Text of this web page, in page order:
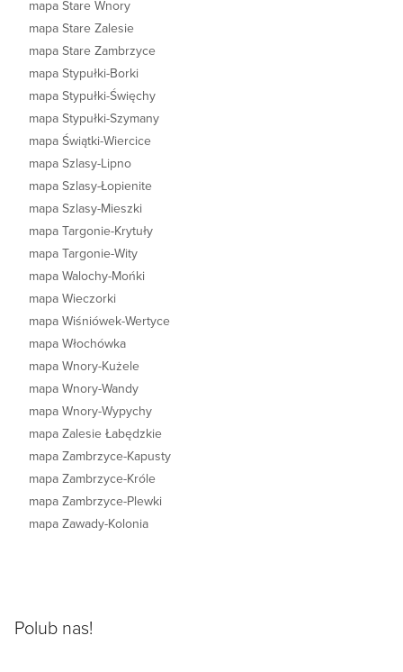
mapa Stare Wnory
mapa Stare Zalesie
mapa Stare Zambrzyce
mapa Stypułki-Borki
mapa Stypułki-Święchy
mapa Stypułki-Szymany
mapa Świątki-Wiercice
mapa Szlasy-Lipno
mapa Szlasy-Łopienite
mapa Szlasy-Mieszki
mapa Targonie-Krytuły
mapa Targonie-Wity
mapa Walochy-Mońki
mapa Wieczorki
mapa Wiśniówek-Wertyce
mapa Włochówka
mapa Wnory-Kużele
mapa Wnory-Wandy
mapa Wnory-Wypychy
mapa Zalesie Łabędzkie
mapa Zambrzyce-Kapusty
mapa Zambrzyce-Króle
mapa Zambrzyce-Plewki
mapa Zawady-Kolonia
Polub nas!